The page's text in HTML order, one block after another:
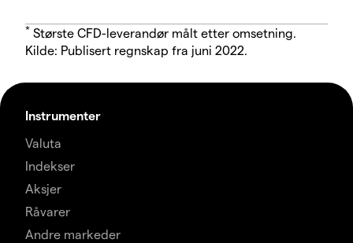
* Største CFD-leverandør målt etter omsetning.
Kilde: Publisert regnskap fra juni 2022.
Instrumenter
Valuta
Indekser
Aksjer
Råvarer
Andre markeder